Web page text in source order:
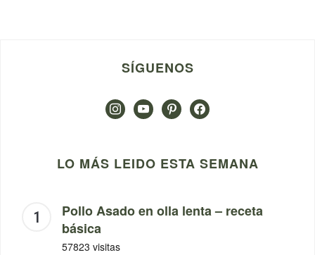
SÍGUENOS
instagramyoutubepinterestfacebook
LO MÁS LEIDO ESTA SEMANA
Pollo Asado en olla lenta – receta
básica
57823 visitas